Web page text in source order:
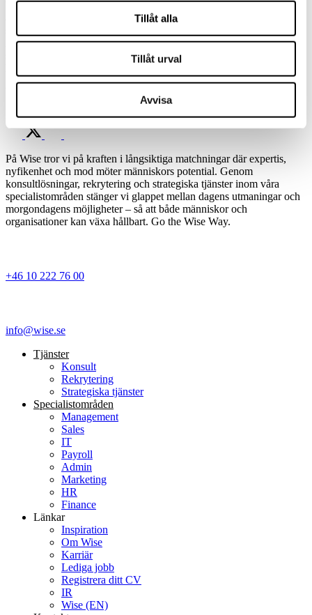
Tillåt alla
Tillåt urval
Avvisa
behöver ansöka direkt via annonsen eller på Kimm.se. Stina är
ansvarig Rekryteringskonsult på KIMM/Wise Professionals och
Annonsen kommer vara publicerad till 4/10 men vänta inte med att
skicka in din ansökan – för vi kommer gå igenom ansökningarna
Dela jobbet
På Wise tror vi på kraften i långsiktiga matchningar där expertis,
nyfikenhet och mod möter människors potential. Genom
konsultlösningar, rekrytering och strategiska tjänster inom våra
specialistområden stänger vi glappet mellan dagens utmaningar och
morgondagens möjligheter – så att både människor och
organisationer kan växa hållbart. Go the Wise Way.
+46 10 222 76 00
info@wise.se
Tjänster
Konsult
Rekrytering
Strategiska tjänster
Specialist­områden
Management
Sales
IT
Payroll
Admin
Marketing
HR
Finance
Länkar
Inspiration
Om Wise
Karriär
Lediga jobb
Registrera ditt CV
IR
Wise (EN)